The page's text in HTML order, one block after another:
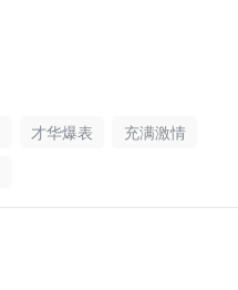
才华爆表
充满激情